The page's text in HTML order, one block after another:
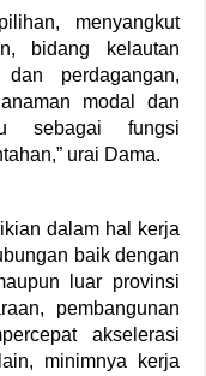
menyangkut
bidang kelautan
perdagangan,
modal dan
sebagai fungsi
urai Dama.
dalam hal kerja
baik dengan
luar provinsi
pembangunan
akselerasi
minimnya kerja